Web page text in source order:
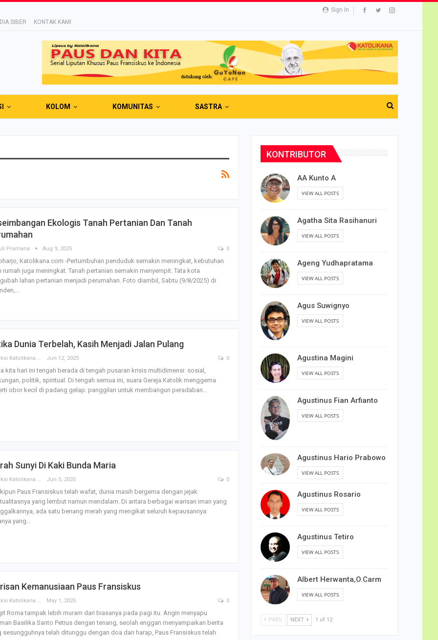
Sign In
SIBER KONTAK KAMI
KOLOM KOMUNITAS SASTRA
Ekologis Tanah Pertanian Dan Tanah
Pramana Aug 9, 2025 0
Katolikana.com -Pertumbuhan penduduk semakin meningkat, kebutuhan
rumah juga meningkat. Tanah pertanian semakin menyempit. Tata kota
lahan pertanian menjadi perumahan. Foto diambil, Sabtu (9/8/2025) di
Dunia Terbelah, Kasih Menjadi Jalan Pulang
Jun 12, 2025 0
kita hari ini tengah berada di tengah pusaran krisis multidimensi: sosial,
politik, spiritual. Di tengah semua ini, suara Gereja Katolik menggema
obor kecil di padang gelap: panggilan untuk membangun peradaban…
Sunyi Di Kaki Bunda Maria
Jun 5, 2025 0
Paus Fransiskus telah wafat, dunia masih bergema dengan jejak
yang lembut namun mendalam. Di antara berbagai warisan iman yang
ada satu benang merah yang mengikat seluruh kepausannya:
yang…
Kemanusiaan Paus Fransiskus
May 1, 2025 0
Roma tampak lebih muram dari biasanya pada pagi itu. Angin menyapu
Basilika Santo Petrus dengan tenang, seolah enggan menyampaikan berita
sesungguhnya telah ditunggu dengan doa dan harap, Paus Fransiskus telah
KONTRIBUTOR
AA Kunto A
VIEW ALL POSTS
Agatha Sita Rasihanuri
VIEW ALL POSTS
Ageng Yudhapratama
VIEW ALL POSTS
Agus Suwignyo
VIEW ALL POSTS
Agustina Magini
VIEW ALL POSTS
Agustinus Fian Arfianto
VIEW ALL POSTS
Agustinus Hario Prabowo
VIEW ALL POSTS
Agustinus Rosario
VIEW ALL POSTS
Agustinus Tetiro
VIEW ALL POSTS
Albert Herwanta,O.Carm
VIEW ALL POSTS
PREV NEXT 1 of 12